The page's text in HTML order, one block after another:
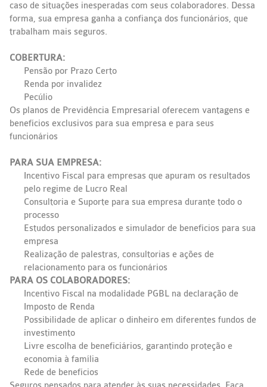
caso de situações inesperadas com seus colaboradores. Dessa
forma, sua empresa ganha a confiança dos funcionários, que
trabalham mais seguros.
COBERTURA:
Pensão por Prazo Certo
Renda por invalidez
Pecúlio
Os planos de Previdência Empresarial oferecem vantagens e
benefícios exclusivos para sua empresa e para seus
funcionários
PARA SUA EMPRESA:
Incentivo Fiscal para empresas que apuram os resultados
pelo regime de Lucro Real
Consultoria e Suporte para sua empresa durante todo o
processo
Estudos personalizados e simulador de benefícios para sua
empresa
Realização de palestras, consultorias e ações de
relacionamento para os funcionários
PARA OS COLABORADORES:
Incentivo Fiscal na modalidade PGBL na declaração de
Imposto de Renda
Possibilidade de aplicar o dinheiro em diferentes fundos de
investimento
Livre escolha de beneficiários, garantindo proteção e
economia à família
Rede de benefícios